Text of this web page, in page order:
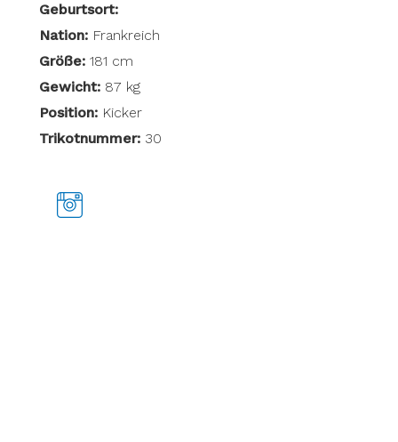
Geburtsort:
Nation:Frankreich
Größe:181 cm
Gewicht:87 kg
Position:Kicker
Trikotnummer: 30